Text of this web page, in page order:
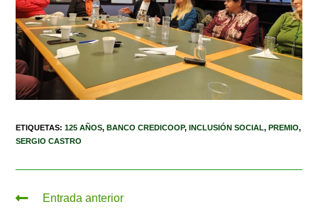
ETIQUETAS:125 AÑOS, BANCO CREDICOOP, INCLUSIÓN SOCIAL, PREMIO,
SERGIO CASTRO
Entrada anterior